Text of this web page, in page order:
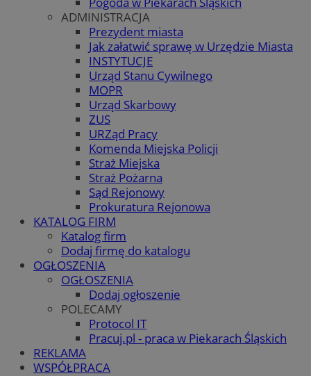
ADMINISTRACJA
Prezydent miasta
Jak załatwić sprawę w Urzędzie Miasta
INSTYTUCJE
Urząd Stanu Cywilnego
MOPR
Urząd Skarbowy
ZUS
URZąd Pracy
Komenda Miejska Policji
Straż Miejska
Straż Pożarna
Sąd Rejonowy
Prokuratura Rejonowa
KATALOG FIRM
Katalog firm
Dodaj firmę do katalogu
OGŁOSZENIA
OGŁOSZENIA
Dodaj ogłoszenie
POLECAMY
Protocol IT
Pracuj.pl - praca w Piekarach Śląskich
REKLAMA
WSPÓŁPRACA